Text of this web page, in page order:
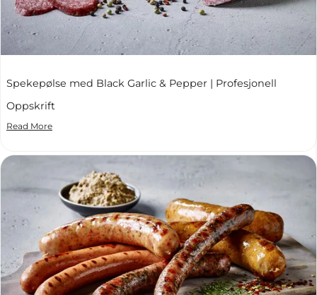
Spekepølse med Black Garlic & Pepper | Profesjonell
Oppskrift
Read More